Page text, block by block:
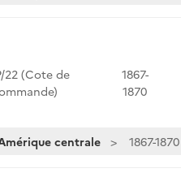
22 (Cote de
1867-
1870
centrale 1867-1870